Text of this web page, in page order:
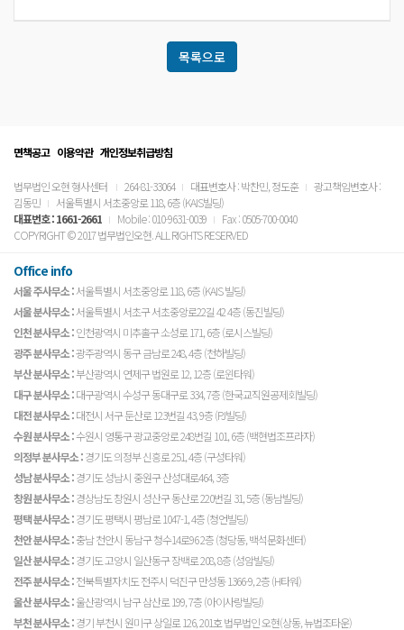
목록으로
면책공고 이용약관 개인정보취급방침
법무법인 오현 형사센터 264-81-33064 대표변호사 : 박찬민, 정도훈
광고책임변호사 :
김동민
서울특별시 서초중앙로 118, 6층 (KAIS빌딩)
대표번호 :1661-2661 Mobile : 010-9631-0039
Fax : 0505-700-0040
COPYRIGHT © 2017 법무법인오현. ALL RIGHTS RESERVED
Office info
서울 주사무소 :서울특별시 서초중앙로 118, 6층 (KAIS 빌딩)
서울 분사무소 :서울특별시 서초구 서초중앙로22길 42 4층 (동진빌딩)
인천 분사무소 :인천광역시 미추홀구 소성로 171, 6층 (로시스빌딩)
광주 분사무소 :광주광역시 동구 금남로 248, 4층 (천하빌딩)
부산 분사무소 :부산광역시 연제구 법원로 12, 12층 (로윈타워)
대구 분사무소 :대구광역시 수성구 동대구로 334, 7층 (한국교직원공제회빌딩)
대전 분사무소 :대전시 서구 둔산로 123번길 43, 9층 (PJ빌딩)
수원 분사무소 :수원시 영통구 광교중앙로 248번길 101, 6층 (백현법조프라자)
의정부 분사무소 :경기도 의정부 신흥로 251, 4층 (구성타워)
성남 분사무소 :경기도 성남시 중원구 산성대로464, 3층
창원 분사무소 :경상남도 창원시 성산구 동산로 220번길 31, 5층 (동남빌딩)
평택 분사무소 :경기도 평택시 평남로 1047-1, 4층 (청언빌딩)
천안 분사무소 :충남 천안시 동남구 청수14로96 2층 (청당동, 백석문화센터)
일산 분사무소 :경기도 고양시 일산동구 장백로 208, 8층 (성암빌딩)
전주 분사무소 :전북특별자치도 전주시 덕진구 만성동 1366-9, 2층 (H타워)
울산 분사무소 :울산광역시 남구 삼산로 199, 7층 (아이사랑빌딩)
부천 분사무소 :경기 부천시 원미구 상일로 126, 201호 법무법인 오현(상동, 뉴법조타운)